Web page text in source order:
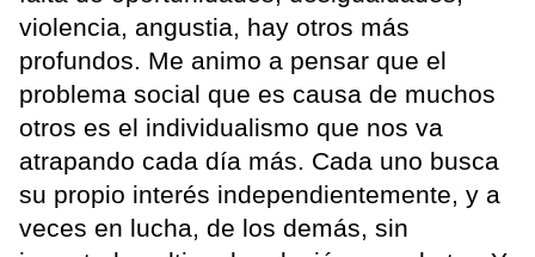
violencia, angustia, hay otros más
profundos. Me animo a pensar que el
problema social que es causa de muchos
otros es el individualismo que nos va
atrapando cada día más. Cada uno busca
su propio interés independientemente, y a
veces en lucha, de los demás, sin